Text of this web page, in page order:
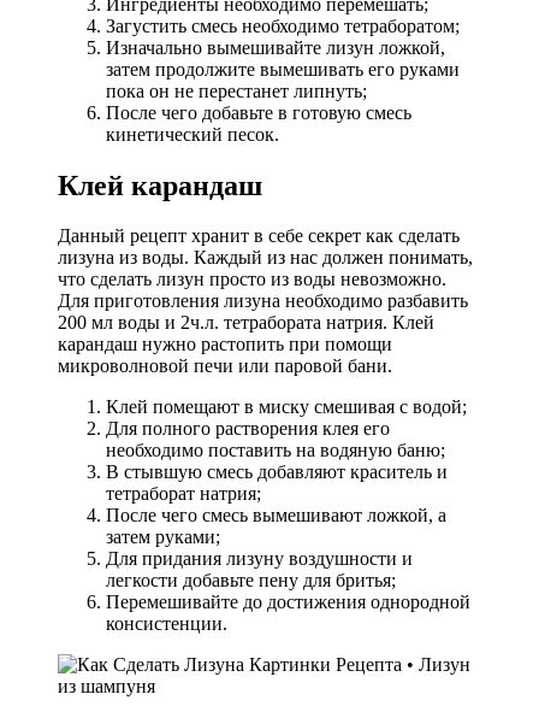
Загустить смесь необходимо тетраборатом;
Изначально вымешивайте лизун ложкой,
затем продолжите вымешивать его руками
пока он не перестанет липнуть;
После чего добавьте в готовую смесь
кинетический песок.
Клей карандаш
Данный рецепт хранит в себе секрет как сделать
лизуна из воды. Каждый из нас должен понимать,
что сделать лизун просто из воды невозможно.
Для приготовления лизуна необходимо разбавить
200 мл воды и 2ч.л. тетрабората натрия. Клей
карандаш нужно растопить при помощи
микроволновой печи или паровой бани.
Клей помещают в миску смешивая с водой;
Для полного растворения клея его
необходимо поставить на водяную баню;
В стывшую смесь добавляют краситель и
тетраборат натрия;
После чего смесь вымешивают ложкой, а
затем руками;
Для придания лизуну воздушности и
легкости добавьте пену для бритья;
Перемешивайте до достижения однородной
консистенции.